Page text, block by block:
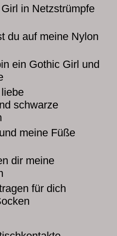
in Netzstrümpfe
du auf meine Nylon
ein Gothic Girl und
schwarze
meine Füße
dir meine
für dich